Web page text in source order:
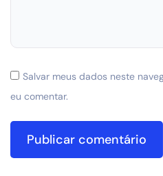
Salvar meus dados neste
eu comentar.